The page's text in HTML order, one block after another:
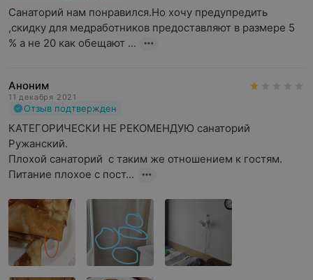
Санаторий нам понравился.Но хочу предупредить
,скидку для медработников предоставляют в размере 5
% а не 20 как обещают ...
Аноним
11 декабря 2021
Отзыв подтвержден
КАТЕГОРИЧЕСКИ НЕ РЕКОМЕНДУЮ санаторий
Ружанский.
Плохой санаторий  с таким же отношением к гостям.
Питание плохое с пост...